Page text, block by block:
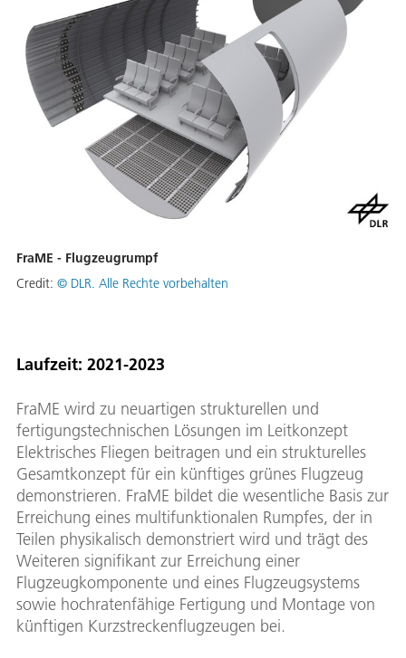
FraME - Flugzeugrumpf
Credit: © DLR. Alle Rechte vorbehalten
Laufzeit: 2021-2023
FraME wird zu neuartigen strukturellen und
fertigungstechnischen Lösungen im Leitkonzept
Elektrisches Fliegen beitragen und ein strukturelles
Gesamtkonzept für ein künftiges grünes Flugzeug
demonstrieren. FraME bildet die wesentliche Basis zur
Erreichung eines multifunktionalen Rumpfes, der in
Teilen physikalisch demonstriert wird und trägt des
Weiteren signifikant zur Erreichung einer
Flugzeugkomponente und eines Flugzeugsystems
sowie hochratenfähige Fertigung und Montage von
künftigen Kurzstreckenflugzeugen bei.